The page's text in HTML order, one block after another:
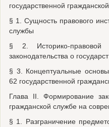
государственной
§ 1. Сущность правового
службы
§ 2. Историко-правовой
законодательства о
§ 3. Концептуальные
62 государственной
Глава II. Формирование
гражданской службе на
§ 1. Разграничение